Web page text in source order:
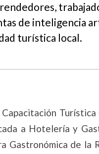
de inteligencia
turística local.
Turística
a Hotelería y
Gastronómica de la